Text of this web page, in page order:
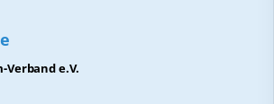
Verband e.V.